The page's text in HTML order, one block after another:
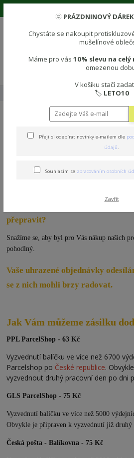
DOPRAVA A PLATBA
Jak se k vám naše protiskluzové
přepravit?
Snažíme se, aby byl pro Vás nákup našich
pohodlný.
Vaše uhrazené objednávky
se z nich mohli brzy radovat.
Jak Vám můžeme zásilku
PPL ParcelShop - 63 Kč
Vyzvednutí balíčku ve více než 6700
Parcelshop po České republice.
vyzvednout druhý pracovní den po dni
GLS ParcelShop - 75 Kč
Vyzvednutí balíčku ve více než 5000
Obvykle je připraven k vyzvednutí již druhý
Česká pošta - Balíkovna - 75 Kč
🌞 PRÁZDNINOVÝ
Chystáte se nakoupit
mušelínové
Máme pro vás 10% slevu na celý
omezenou
V košíku stačí
🏷️ LETO10
Přeji si odebírat novinky e-mailem dle
údajů.
Souhlasím se zpracováním osobních
Zavřít